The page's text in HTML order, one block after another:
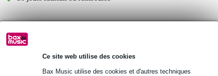
Ce site web utilise des cookies
Bax Music utilise des cookies et d'autres techniques
Vous n'êtes pas sûr si le
pour guitare électrique
Démarrer la vérification